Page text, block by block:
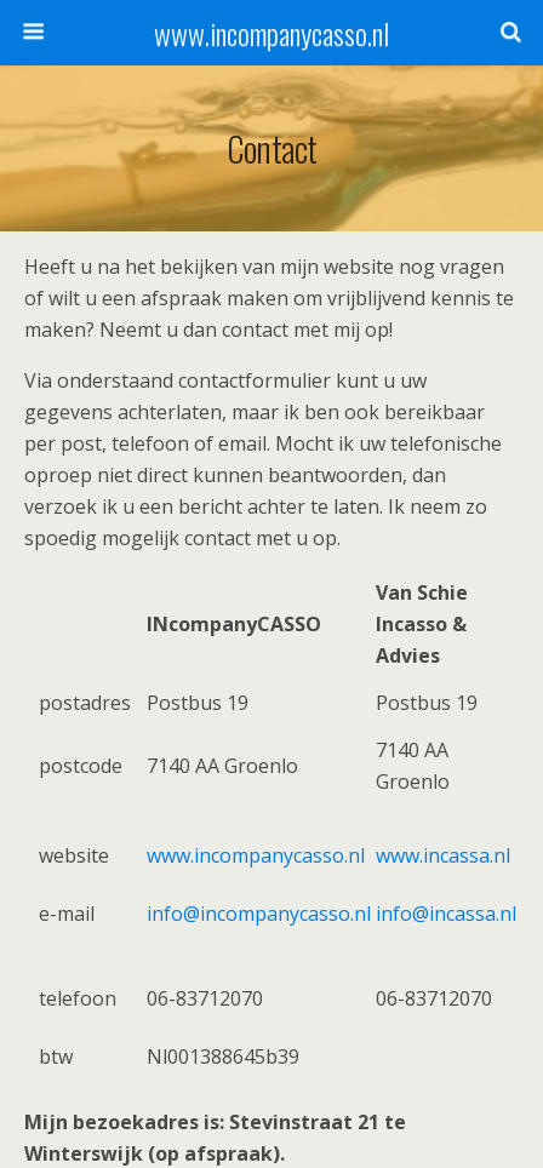
www.incompanycasso.nl
Contact
Heeft u na het bekijken van mijn website nog vragen
of wilt u een afspraak maken om vrijblijvend kennis te
maken? Neemt u dan contact met mij op!
Via onderstaand contactformulier kunt u uw
gegevens achterlaten, maar ik ben ook bereikbaar
per post, telefoon of email. Mocht ik uw telefonische
oproep niet direct kunnen beantwoorden, dan
verzoek ik u een bericht achter te laten. Ik neem zo
spoedig mogelijk contact met u op.
INcompanyCASSO
Van Schie
Incasso &
Advies
postadres
Postbus 19 Postbus 19
postcode 7140 AA Groenlo
7140 AA
Groenlo
website www.incompanycasso.nl www.incassa.nl
e-mail info@incompanycasso.nl info@incassa.nl
telefoon 06-83712070 06-83712070
btw Nl001388645b39
Mijn bezoekadres is: Stevinstraat 21 te
Winterswijk (op afspraak).